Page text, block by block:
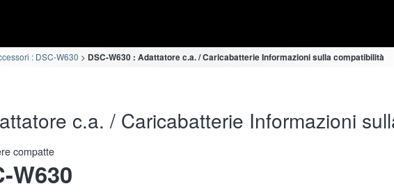
: DSC-W630 DSC-W630 : Adattatore c.a. / Caricabatterie Informazioni sulla compatibilità
c.a. / Caricabatterie Informazioni
compatte
W630